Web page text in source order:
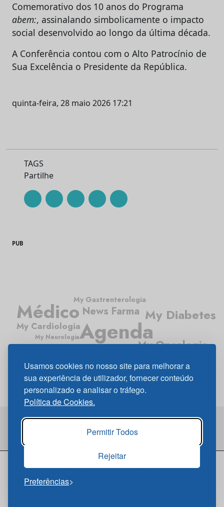
Usamos cookies no nosso site para melhorar a
sua experiência de utilizador, fornecer conteúdo
personalizado e analisar o tráfego.
Política de Cookies.
Permitir Todos
Rejeitar
Preferências
Comemorativo dos 10 anos do Programa
abem:, assinalando simbolicamente o impacto
social desenvolvido ao longo da última década.
A Conferência contou com o Alto Patrocínio de
Sua Excelência o Presidente da República.
quinta-feira, 28 maio 2026 17:21
TAGS
Partilhe
PUB
Agenda
News Farma
Médico
My Oncologia
My Diabetes
My Cardiologia
My Pneumologia
My Gastrenterologia
My Neurologia
© 2026 NewsfarmaQuem Somos|Links|Política de
Cookies|Política de Privacidade